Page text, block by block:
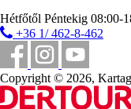
Hétfőtől Péntekig 08:00-
+36 1/ 462-8-462
Copyright © 2026,